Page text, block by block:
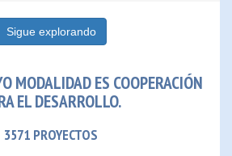
Sigue explorando
MODALIDAD ES COOPERACIÓN
EL DESARROLLO.
3571 PROYECTOS